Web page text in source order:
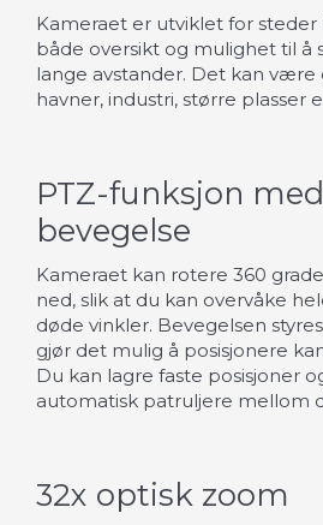
Kameraet er utviklet for
både oversikt og mulighet til å
lange avstander. Det kan være
havner, industri, større plasser
PTZ-funksjon med
bevegelse
Kameraet kan rotere 360
ned, slik at du kan overvåke
døde vinkler. Bevegelsen
gjør det mulig å posisjonere
Du kan lagre faste posisjoner
automatisk patruljere mellom
32x optisk zoom